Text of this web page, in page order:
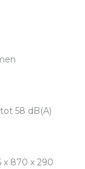
58 dB(A)
x 870 x 290